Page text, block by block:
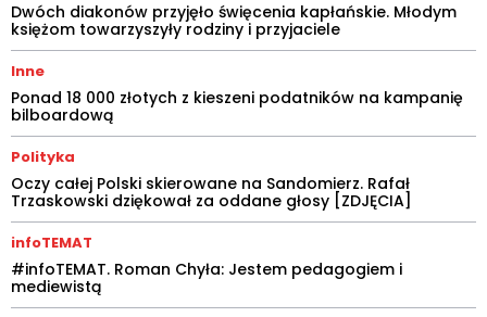
Dwóch diakonów przyjęło święcenia kapłańskie. Młodym
księżom towarzyszyły rodziny i przyjaciele
Inne
Ponad 18 000 złotych z kieszeni podatników na kampanię
bilboardową
Polityka
Oczy całej Polski skierowane na Sandomierz. Rafał
Trzaskowski dziękował za oddane głosy [ZDJĘCIA]
infoTEMAT
#infoTEMAT. Roman Chyła: Jestem pedagogiem i
mediewistą